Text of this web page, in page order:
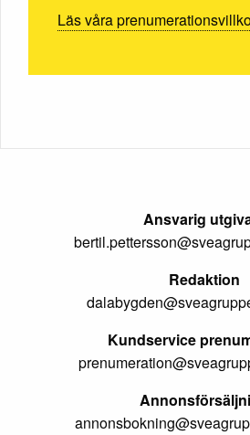
Läs våra
Ansvarig
Redaktion
Kundservice